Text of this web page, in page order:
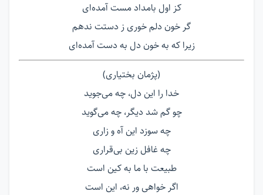
کز اول بامداد مست آمده‌ای
گر خون دلم خوری ز دستت ندهم
زیرا که به خون دل به دست آمده‌ای
(پژمان بختیاری)
خدا را این دل، چه می‌جوید
چو گم شد دیگر، چه می‌گوید
چه سوزد این آه و زاری
چه غافل زین بی‌قراری
طبیعت با ما به کین است
اگر خواهی ور نه، این است